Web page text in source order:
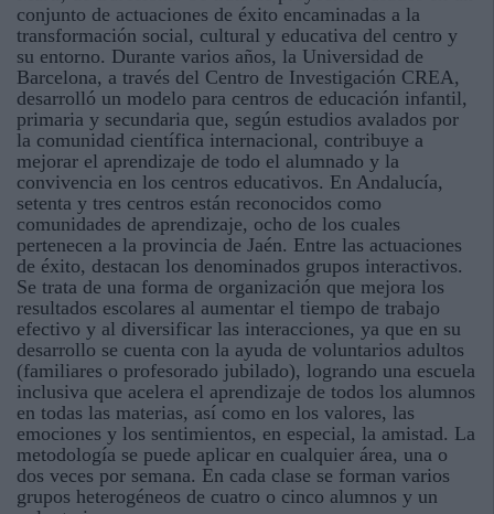
conjunto de actuaciones de éxito encaminadas a la
transformación social, cultural y educativa del centro y
su entorno. Durante varios años, la Universidad de
Barcelona, a través del Centro de Investigación CREA,
desarrolló un modelo para centros de educación infantil,
primaria y secundaria que, según estudios avalados por
la comunidad científica internacional, contribuye a
mejorar el aprendizaje de todo el alumnado y la
convivencia en los centros educativos. En Andalucía,
setenta y tres centros están reconocidos como
comunidades de aprendizaje, ocho de los cuales
pertenecen a la provincia de Jaén. Entre las actuaciones
de éxito, destacan los denominados grupos interactivos.
Se trata de una forma de organización que mejora los
resultados escolares al aumentar el tiempo de trabajo
efectivo y al diversificar las interacciones, ya que en su
desarrollo se cuenta con la ayuda de voluntarios adultos
(familiares o profesorado jubilado), logrando una escuela
inclusiva que acelera el aprendizaje de todos los alumnos
en todas las materias, así como en los valores, las
emociones y los sentimientos, en especial, la amistad. La
metodología se puede aplicar en cualquier área, una o
dos veces por semana. En cada clase se forman varios
grupos heterogéneos de cuatro o cinco alumnos y un